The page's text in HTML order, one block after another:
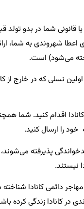
قانونی شما در بدو تولد
اعطا شهروندی به شما،
می‌شود) است.
نسلی که در خارج از
اقدام کنید. شما
را ارسال کنید.
پذیرفته می‌شوند،
نیستند.
مهاجر دائمی کانادا
در کانادا زندگی کرده